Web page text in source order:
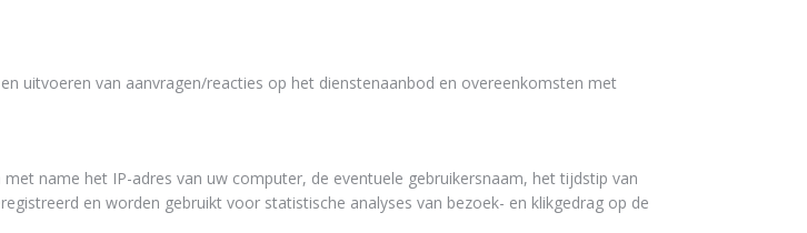
uitvoeren van aanvragen/reacties op het dienstenaanbod en overeenkomsten met
name het IP-adres van uw computer, de eventuele gebruikersnaam, het tijdstip van
en worden gebruikt voor statistische analyses van bezoek-­ en klikgedrag op de